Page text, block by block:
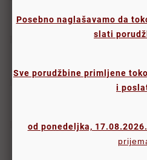
Opis
Komentari
Posebno naglašavamo da
slati
Sve porudžbine primljene
i
od ponedeljka,